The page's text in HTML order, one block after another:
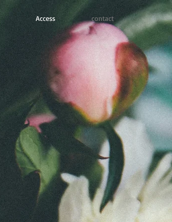
Access contact